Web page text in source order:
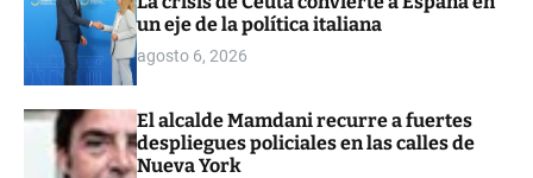
o
r
un eje de la política italiana
agosto 6, 2026
El alcalde Mamdani recurre a fuertes
despliegues policiales en las calles de
Nueva York